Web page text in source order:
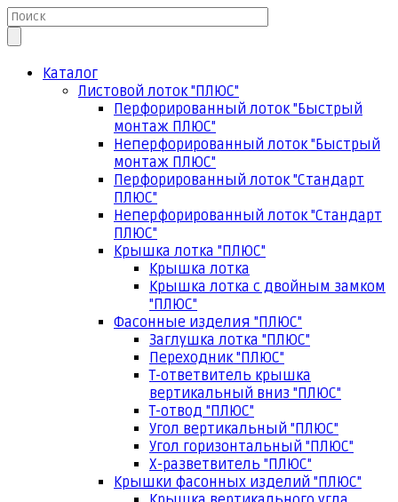
Каталог
Листовой лоток "ПЛЮС"
Перфорированный лоток "Быстрый
монтаж ПЛЮС"
Неперфорированный лоток "Быстрый
монтаж ПЛЮС"
Перфорированный лоток "Стандарт
ПЛЮС"
Неперфорированный лоток "Стандарт
ПЛЮС"
Крышка лотка "ПЛЮС"
Крышка лотка
Крышка лотка с двойным замком
"ПЛЮС"
Фасонные изделия "ПЛЮС"
Заглушка лотка "ПЛЮС"
Переходник "ПЛЮС"
Т-ответвитель крышка
вертикальный вниз "ПЛЮС"
Т-отвод "ПЛЮС"
Угол вертикальный "ПЛЮС"
Угол горизонтальный "ПЛЮС"
Х-разветвитель "ПЛЮС"
Крышки фасонных изделий "ПЛЮС"